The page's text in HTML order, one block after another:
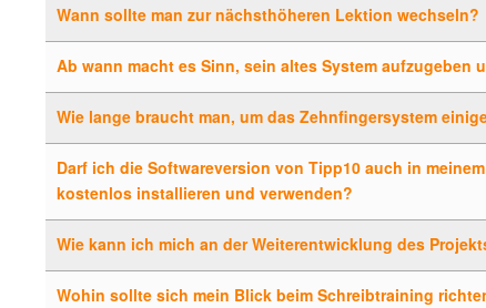
Wann sollte man zur nächsthöheren Lektion wechseln?
Ab wann macht es Sinn, sein altes System
Wie lange braucht man, um das Zehnfingersystem
Darf ich die Softwareversion von Tipp10 auch in
kostenlos installieren und verwenden?
Wie kann ich mich an der Weiterentwicklung des
Wohin sollte sich mein Blick beim Schreibtraining